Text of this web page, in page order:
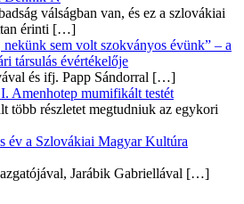
válságban van, és ez a szlovákiai
érinti […]
sem volt szokványos évünk” – a
társulás évértékelője
és ifj. Papp Sándorral […]
Amenhotep mumifikált testét
több részletet megtudniuk az egykori
év a Szlovákiai Magyar Kultúra
Jarábik Gabriellával […]